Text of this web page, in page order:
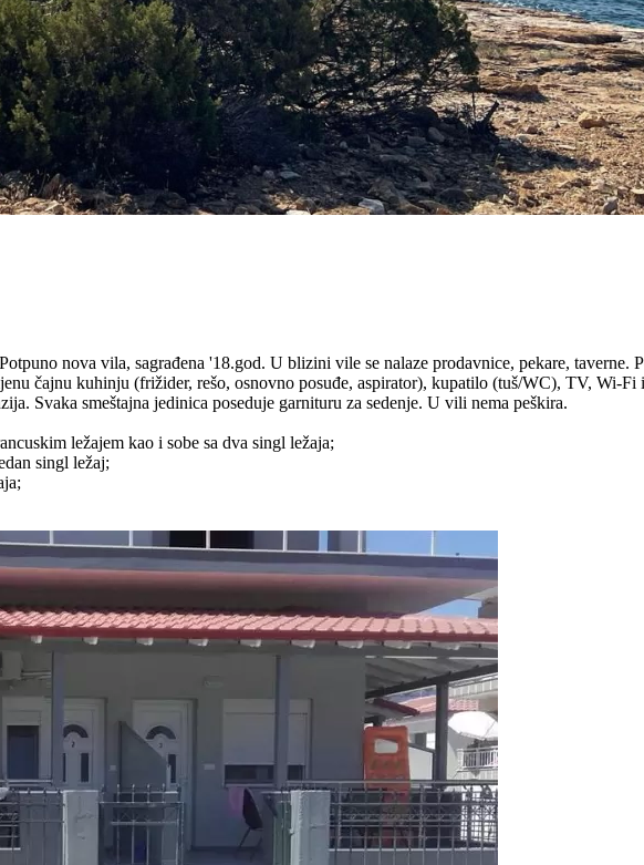
nova vila, sagrađena '18.god. U blizini vile se nalaze prodavnice, pekare, taverne.
čajnu kuhinju (frižider, rešo, osnovno posuđe, aspirator), kupatilo (tuš/WC), TV, Wi-
Svaka smeštajna jedinica poseduje garnituru za sedenje. U vili nema peškira.
ležajem kao i sobe sa dva singl ležaja;
singl ležaj;